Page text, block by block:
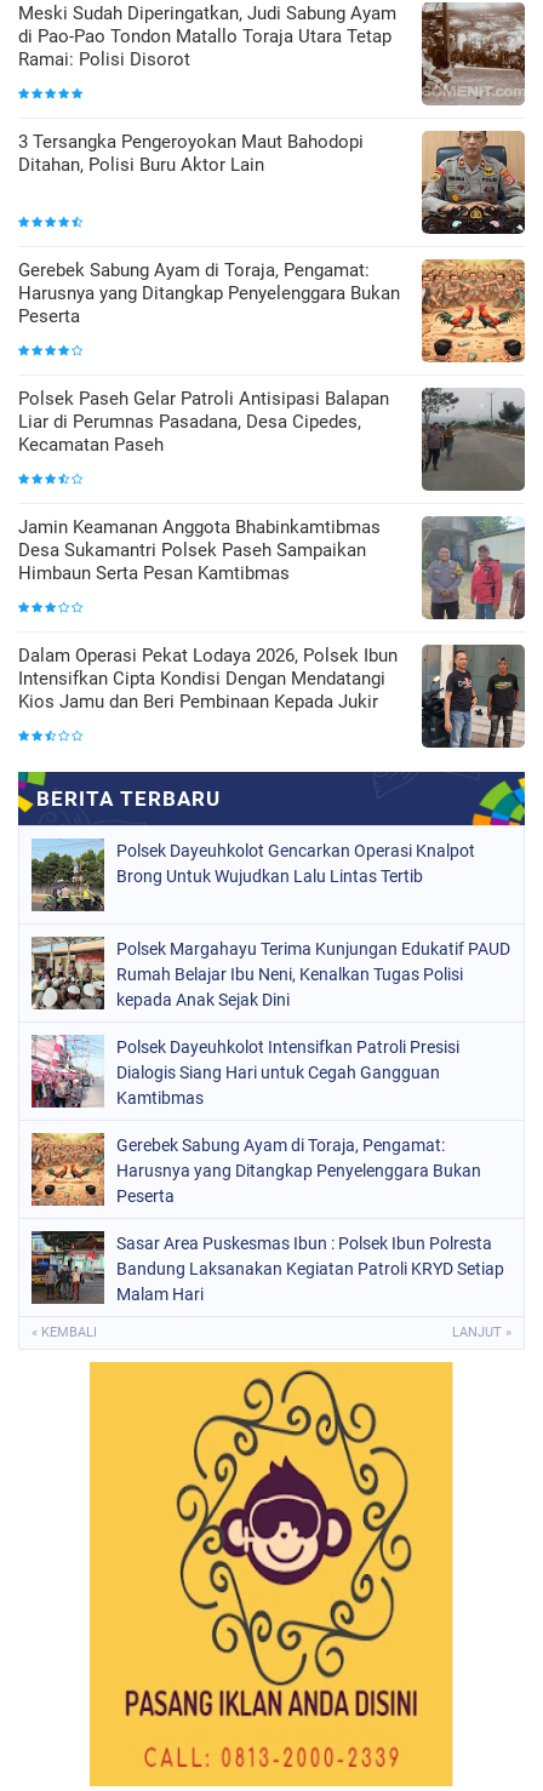
Meski Sudah Diperingatkan, Judi Sabung Ayam
di Pao-Pao Tondon Matallo Toraja Utara Tetap
Ramai: Polisi Disorot
3 Tersangka Pengeroyokan Maut Bahodopi
Ditahan, Polisi Buru Aktor Lain
Gerebek Sabung Ayam di Toraja, Pengamat:
Harusnya yang Ditangkap Penyelenggara Bukan
Peserta
Polsek Paseh Gelar Patroli Antisipasi Balapan
Liar di Perumnas Pasadana, Desa Cipedes,
Kecamatan Paseh
Jamin Keamanan Anggota Bhabinkamtibmas
Desa Sukamantri Polsek Paseh Sampaikan
Himbaun Serta Pesan Kamtibmas
Dalam Operasi Pekat Lodaya 2026, Polsek Ibun
Intensifkan Cipta Kondisi Dengan Mendatangi
Kios Jamu dan Beri Pembinaan Kepada Jukir
Polsek Dayeuhkolot Gencarkan Operasi Knalpot
Brong Untuk Wujudkan Lalu Lintas Tertib
Polsek Margahayu Terima Kunjungan Edukatif PAUD
Rumah Belajar Ibu Neni, Kenalkan Tugas Polisi
kepada Anak Sejak Dini
Polsek Dayeuhkolot Intensifkan Patroli Presisi
Dialogis Siang Hari untuk Cegah Gangguan
Kamtibmas
Gerebek Sabung Ayam di Toraja, Pengamat:
Harusnya yang Ditangkap Penyelenggara Bukan
Peserta
Sasar Area Puskesmas Ibun : Polsek Ibun Polresta
Bandung Laksanakan Kegiatan Patroli KRYD Setiap
Malam Hari
« KEMBALI LANJUT »